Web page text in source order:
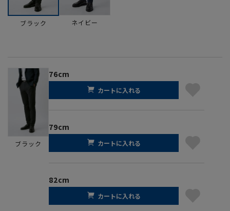
ブラック ネイビー
ブラック
76cm
カートに入れる
79cm
カートに入れる
82cm
カートに入れる